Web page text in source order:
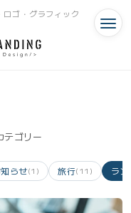
ゴ・グラフィック
テゴリー
らせ(1) 旅行(11) ラン